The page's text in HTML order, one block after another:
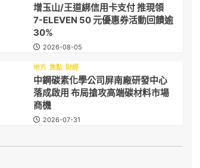
增玉山/王道綁信用卡支付 推現領
7-ELEVEN 50 元優惠券活動回饋逾
30%
2026-08-05
地方 焦點 財經
中鋼碳素化學公司屏南廠研發中心
落成啟用 布局搶攻高端碳材料市場
商機
2026-07-31